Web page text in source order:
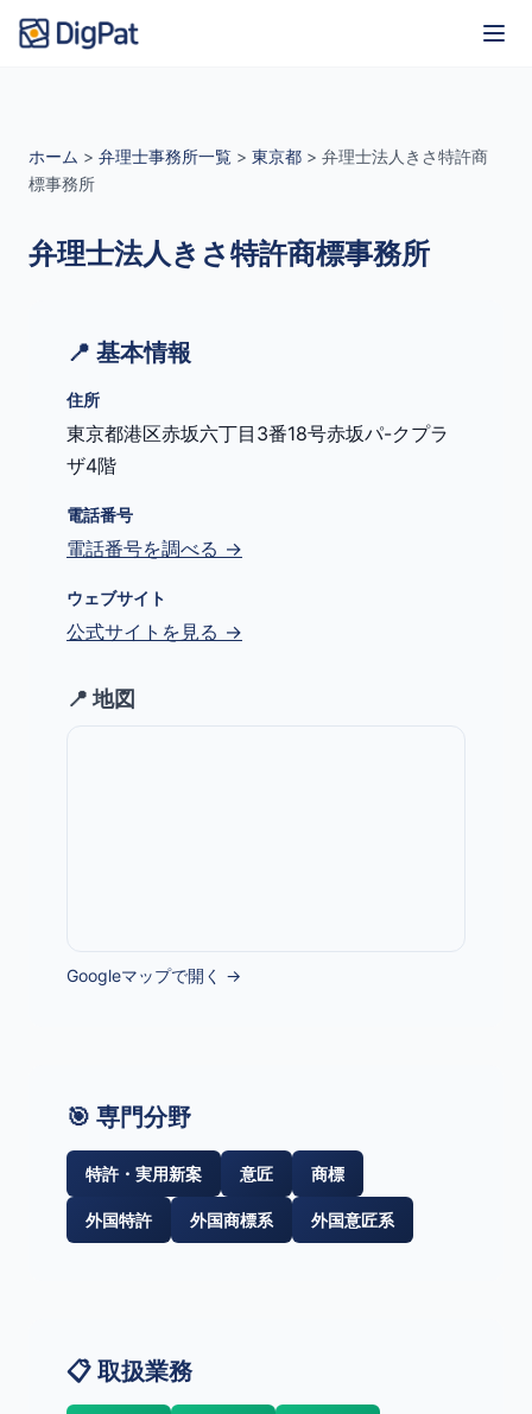
ホーム > 弁理士事務所一覧 > 東京都 > 弁理士法人きさ特許商
標事務所
弁理士法人きさ特許商標事務所
📍 基本情報
住所
東京都港区赤坂六丁目3番18号赤坂パ-クプラ
ザ4階
電話番号
電話番号を調べる →
ウェブサイト
公式サイトを見る →
📍 地図
Googleマップで開く →
🎯 専門分野
特許・実用新案 意匠 商標
外国特許 外国商標系 外国意匠系
📋 取扱業務